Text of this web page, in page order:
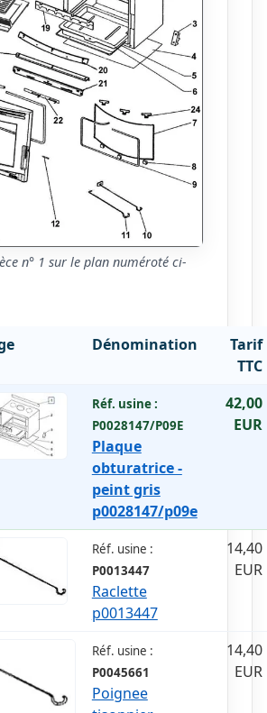
n° 1 sur le plan numéroté ci-
Dénomination
Tarif
TTC
Réf. usine :
P0028147/P09E
Plaque
obturatrice -
peint gris
p0028147/p09e
42,00
EUR
Réf. usine :
P0013447
Raclette
p0013447
14,40
EUR
Réf. usine :
P0045661
Poignee
14,40
EUR